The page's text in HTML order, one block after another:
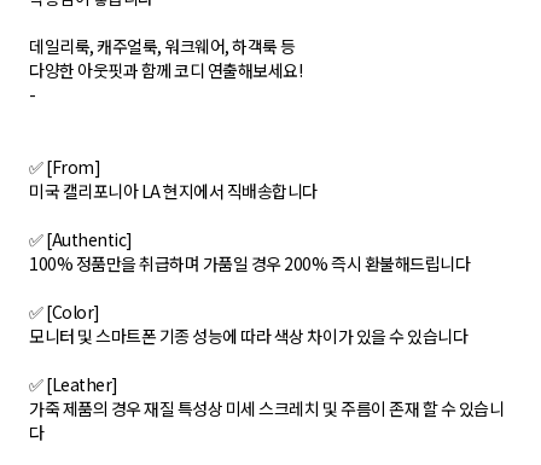
데일리룩, 캐주얼룩, 워크웨어, 하객룩 등
다양한 아웃핏과 함께 코디 연출해보세요!
-
✅ [From]
미국 캘리포니아 LA 현지에서 직배송합니다
✅ [Authentic]
100% 정품만을 취급하며 가품일 경우 200% 즉시 환불해드립니다
✅ [Color]
모니터 및 스마트폰 기종 성능에 따라 색상 차이가 있을 수 있습니다
✅ [Leather]
가죽 제품의 경우 재질 특성상 미세 스크레치 및 주름이 존재 할 수 있습니
다